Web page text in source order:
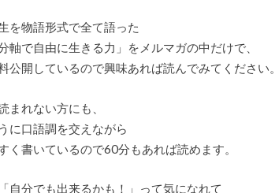
を物語形式で全て語った
軸で自由に生きる力」をメルマガの中だけで、
公開しているので興味あれば読んでみてください。
まれない方にも、
に口語調を交えながら
く書いているので60分もあれば読めます。
自分でも出来るかも！」って気になれて